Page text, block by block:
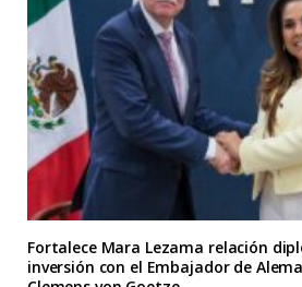
Fortalece Mara Lezama relación
inversión con el Embajador de